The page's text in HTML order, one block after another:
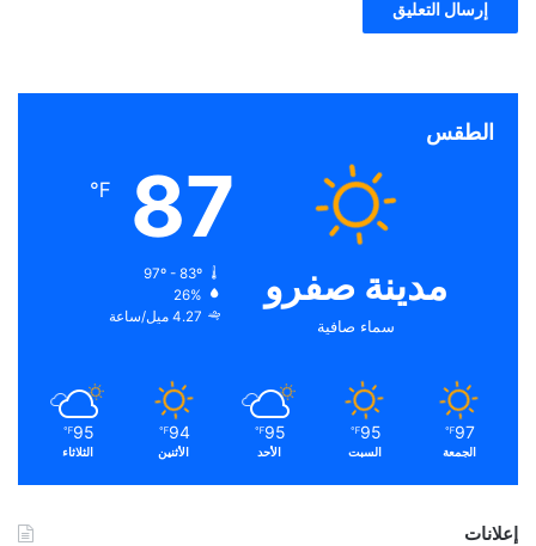
الطقس
مدينة صفرو
سماء صافية
87
℉
97º - 83º
26%
4.27 ميل/ساعة
97
℉
الجمعة
95
℉
السبت
95
℉
الأحد
94
℉
الأثنين
95
℉
الثلاثاء
إعلانات